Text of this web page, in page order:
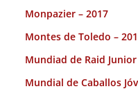
Monpazier – 2017
Montes de Toledo –
Mundiad de Raid Junior
Mundial de Caballos